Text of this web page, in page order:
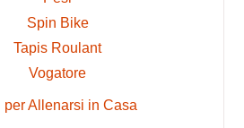
Spin Bike
Tapis Roulant
Vogatore
per Allenarsi in Casa